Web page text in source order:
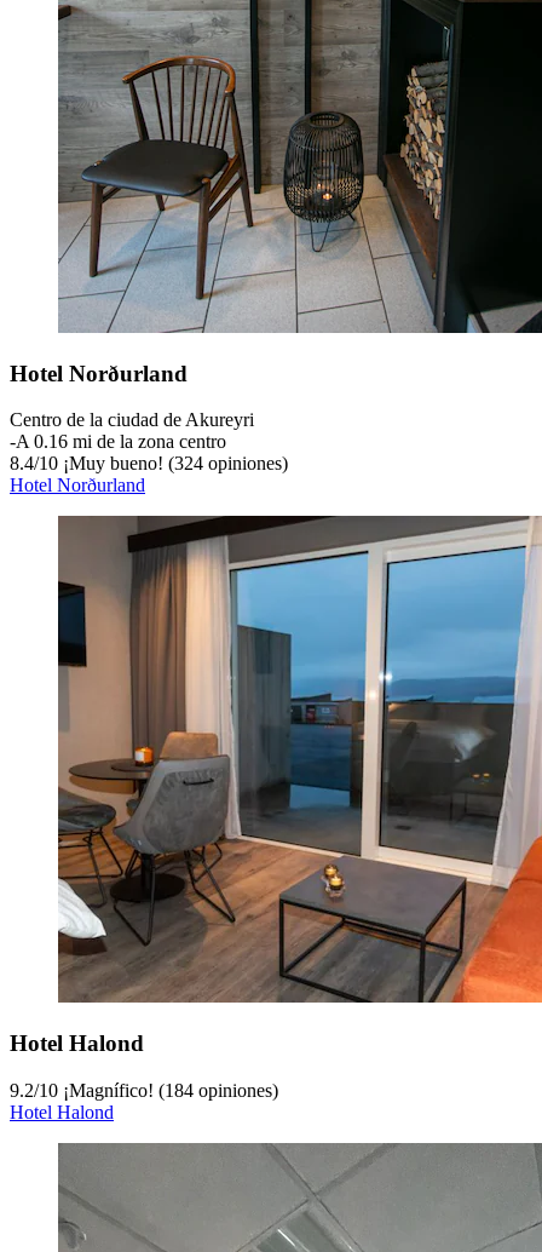
Hotel Norðurland
Centro de la ciudad de Akureyri
‐A 0.16 mi de la zona centro
8.4/10 ¡Muy bueno! (324 opiniones)
Hotel Norðurland
Hotel Halond
9.2/10 ¡Magnífico! (184 opiniones)
Hotel Halond